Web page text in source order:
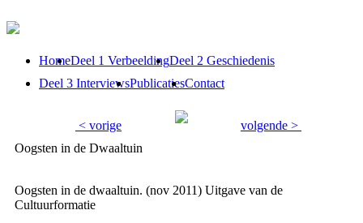
HomeDeel 1 VerbeeldingDeel 2 Geschiedenis
Deel 3 InterviewsPublicatiesContact
< vorige
volgende >
Oogsten in de Dwaaltuin
Oogsten in de dwaaltuin. (nov 2011) Uitgave van de
Cultuurformatie